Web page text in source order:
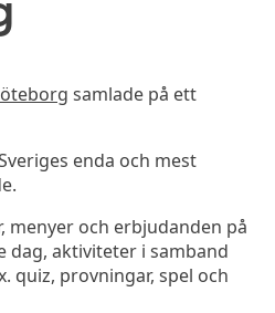
samlade på ett
enda och mest
menyer och erbjudanden på
dag, aktiviteter i samband
quiz, provningar, spel och